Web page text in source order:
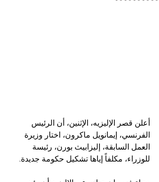
أعلن قصر الإليزيه، الإثنين، أن الرئيس
الفرنسي، إيمانويل ماكرون، اختار وزيرة
العمل السابقة، إليزابيث بورن، رئيسة
للوزراء، مكلفاً إياها تشكيل حكومة جديدة.